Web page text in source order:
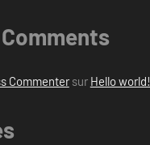
Commentersur Hello world!